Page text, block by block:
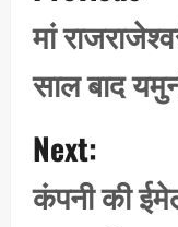
s
n
v
i
g
मां
साल बाद
Next:
कंपनी की